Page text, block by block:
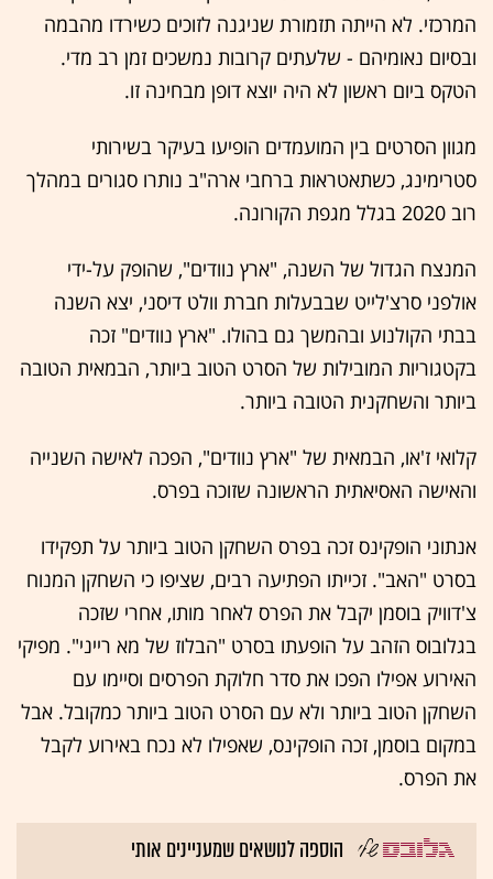
המרכזי. לא הייתה תזמורת שניגנה לזוכים כשירדו מהבמה
ובסיום נאומיהם - שלעתים קרובות נמשכים זמן רב מדי.
הטקס ביום ראשון לא היה יוצא דופן מבחינה זו.
מגוון הסרטים בין המועמדים הופיעו בעיקר בשירותי
סטרימינג, כשתאטראות ברחבי ארה"ב נותרו סגורים במהלך
רוב 2020 בגלל מגפת הקורונה.
המנצח הגדול של השנה, "ארץ נוודים", שהופק על-ידי
אולפני סרצ'לייט שבבעלות חברת וולט דיסני, יצא השנה
בבתי הקולנוע ובהמשך גם בהולו. "ארץ נוודים" זכה
בקטגוריות המובילות של הסרט הטוב ביותר, הבמאית הטובה
ביותר והשחקנית הטובה ביותר.
קלואי ז'או, הבמאית של "ארץ נוודים", הפכה לאישה השנייה
והאישה האסיאתית הראשונה שזוכה בפרס.
אנתוני הופקינס זכה בפרס השחקן הטוב ביותר על תפקידו
בסרט "האב". זכייתו הפתיעה רבים, שציפו כי השחקן המנוח
צ'דוויק בוסמן יקבל את הפרס לאחר מותו, אחרי שזכה
בגלובוס הזהב על הופעתו בסרט "הבלוז של מא רייני". מפיקי
האירוע אפילו הפכו את סדר חלוקת הפרסים וסיימו עם
השחקן הטוב ביותר ולא עם הסרט הטוב ביותר כמקובל. אבל
במקום בוסמן, זכה הופקינס, שאפילו לא נכח באירוע לקבל
את הפרס.
הוספה לנושאים שמעניינים אותי